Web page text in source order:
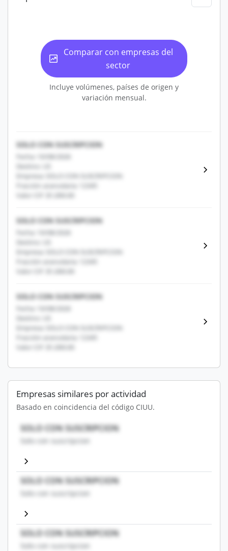
Comparar con empresas del
sector
Incluye volúmenes, países de origen y
variación mensual.
SOLO CON SUSCRIPCION
Fecha: 10/08/2026
Destino: US
Empresa: SOLO CON SUSCRIPCION
Fracción arancelaria: 12345
Valor CIF: $1,000.00
SOLO CON SUSCRIPCION
Fecha: 10/08/2026
Destino: US
Empresa: SOLO CON SUSCRIPCION
Fracción arancelaria: 12345
Valor CIF: $1,000.00
SOLO CON SUSCRIPCION
Fecha: 10/08/2026
Destino: US
Empresa: SOLO CON SUSCRIPCION
Fracción arancelaria: 12345
Valor CIF: $1,000.00
Empresas similares por actividad
Basado en coincidencia del código CIUU.
SOLO CON SUSCRIPCION
Solo con suscripcion
SOLO CON SUSCRIPCION
Solo con suscripcion
SOLO CON SUSCRIPCION
Solo con suscripcion